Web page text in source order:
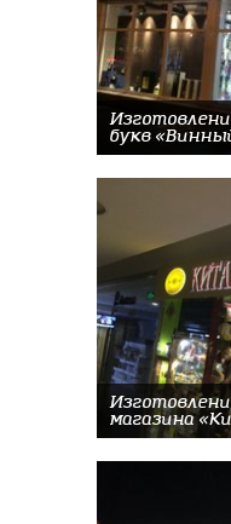
букв
магазина